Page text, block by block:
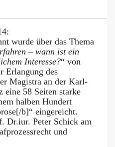
wurde über das Thema
– wann ist ein
Interesse?“ von
Erlangung des
Magistra an der Karl-
eine 58 Seiten starke
halben Hundert
b]“ eingereicht.
Dr.iur. Peter Schick am
und